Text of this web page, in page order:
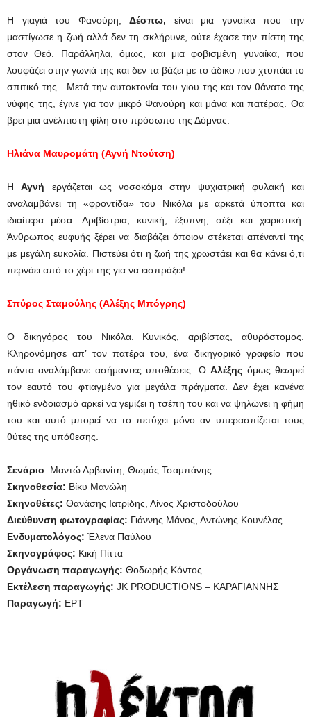
Η γιαγιά του Φανούρη,Δέσπω, είναι μια γυναίκα που την
μαστίγωσε η ζωή αλλά δεν τη σκλήρυνε, ούτε έχασε την πίστη της
στον Θεό. Παράλληλα, όμως, και μια φοβισμένη γυναίκα, που
λουφάζει στην γωνιά της και δεν τα βάζει με το άδικο που χτυπάει το
σπιτικό της. Μετά την αυτοκτονία του γιου της και τον θάνατο της
νύφης της, έγινε για τον μικρό Φανούρη και μάνα και πατέρας. Θα
βρει μια ανέλπιστη φίλη στο πρόσωπο της Δόμνας.
Ηλιάνα Μαυρομάτη (Αγνή Ντούτση)
ΗΑγνή εργάζεται ως νοσοκόμα στην ψυχιατρική φυλακή και
αναλαμβάνει τη «φροντίδα» του Νικόλα με αρκετά ύποπτα και
ιδιαίτερα μέσα. Αριβίστρια, κυνική, έξυπνη, σέξι και χειριστική.
Άνθρωπος ευφυής ξέρει να διαβάζει όποιον στέκεται απέναντί της
με μεγάλη ευκολία. Πιστεύει ότι η ζωή της χρωστάει και θα κάνει ό,τι
περνάει από το χέρι της για να εισπράξει!
Σπύρος Σταμούλης (Αλέξης Μπόγρης)
Ο δικηγόρος του Νικόλα. Κυνικός, αριβίστας, αθυρόστομος.
Κληρονόμησε απ’ τον πατέρα του, ένα δικηγορικό γραφείο που
πάντα αναλάμβανε ασήμαντες υποθέσεις. ΟΑλέξης όμως θεωρεί
τον εαυτό του φτιαγμένο για μεγάλα πράγματα. Δεν έχει κανένα
ηθικό ενδοιασμό αρκεί να γεμίζει η τσέπη του και να ψηλώνει η φήμη
του και αυτό μπορεί να το πετύχει μόνο αν υπερασπίζεται τους
θύτες της υπόθεσης.
Σενάριο: Μαντώ Αρβανίτη, Θωμάς Τσαμπάνης
Σκηνοθεσία: Βίκυ Μανώλη
Σκηνοθέτες: Θανάσης Ιατρίδης, Λίνος Χριστοδούλου
Διεύθυνση φωτογραφίας: Γιάννης Μάνος, Αντώνης Κουνέλας
Ενδυματολόγος: Έλενα Παύλου
Σκηνογράφος: Κική Πίττα
Οργάνωση παραγωγής: Θοδωρής Κόντος
Εκτέλεση παραγωγής: JK PRODUCTIONS – ΚΑΡΑΓΙΑΝΝΗΣ
Παραγωγή: ΕΡΤ